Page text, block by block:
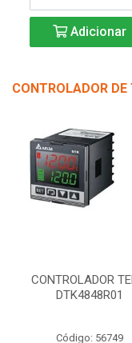
Adicionar
CONTROLADOR
CONTROLADOR
DTK4848R01
Código: 56749